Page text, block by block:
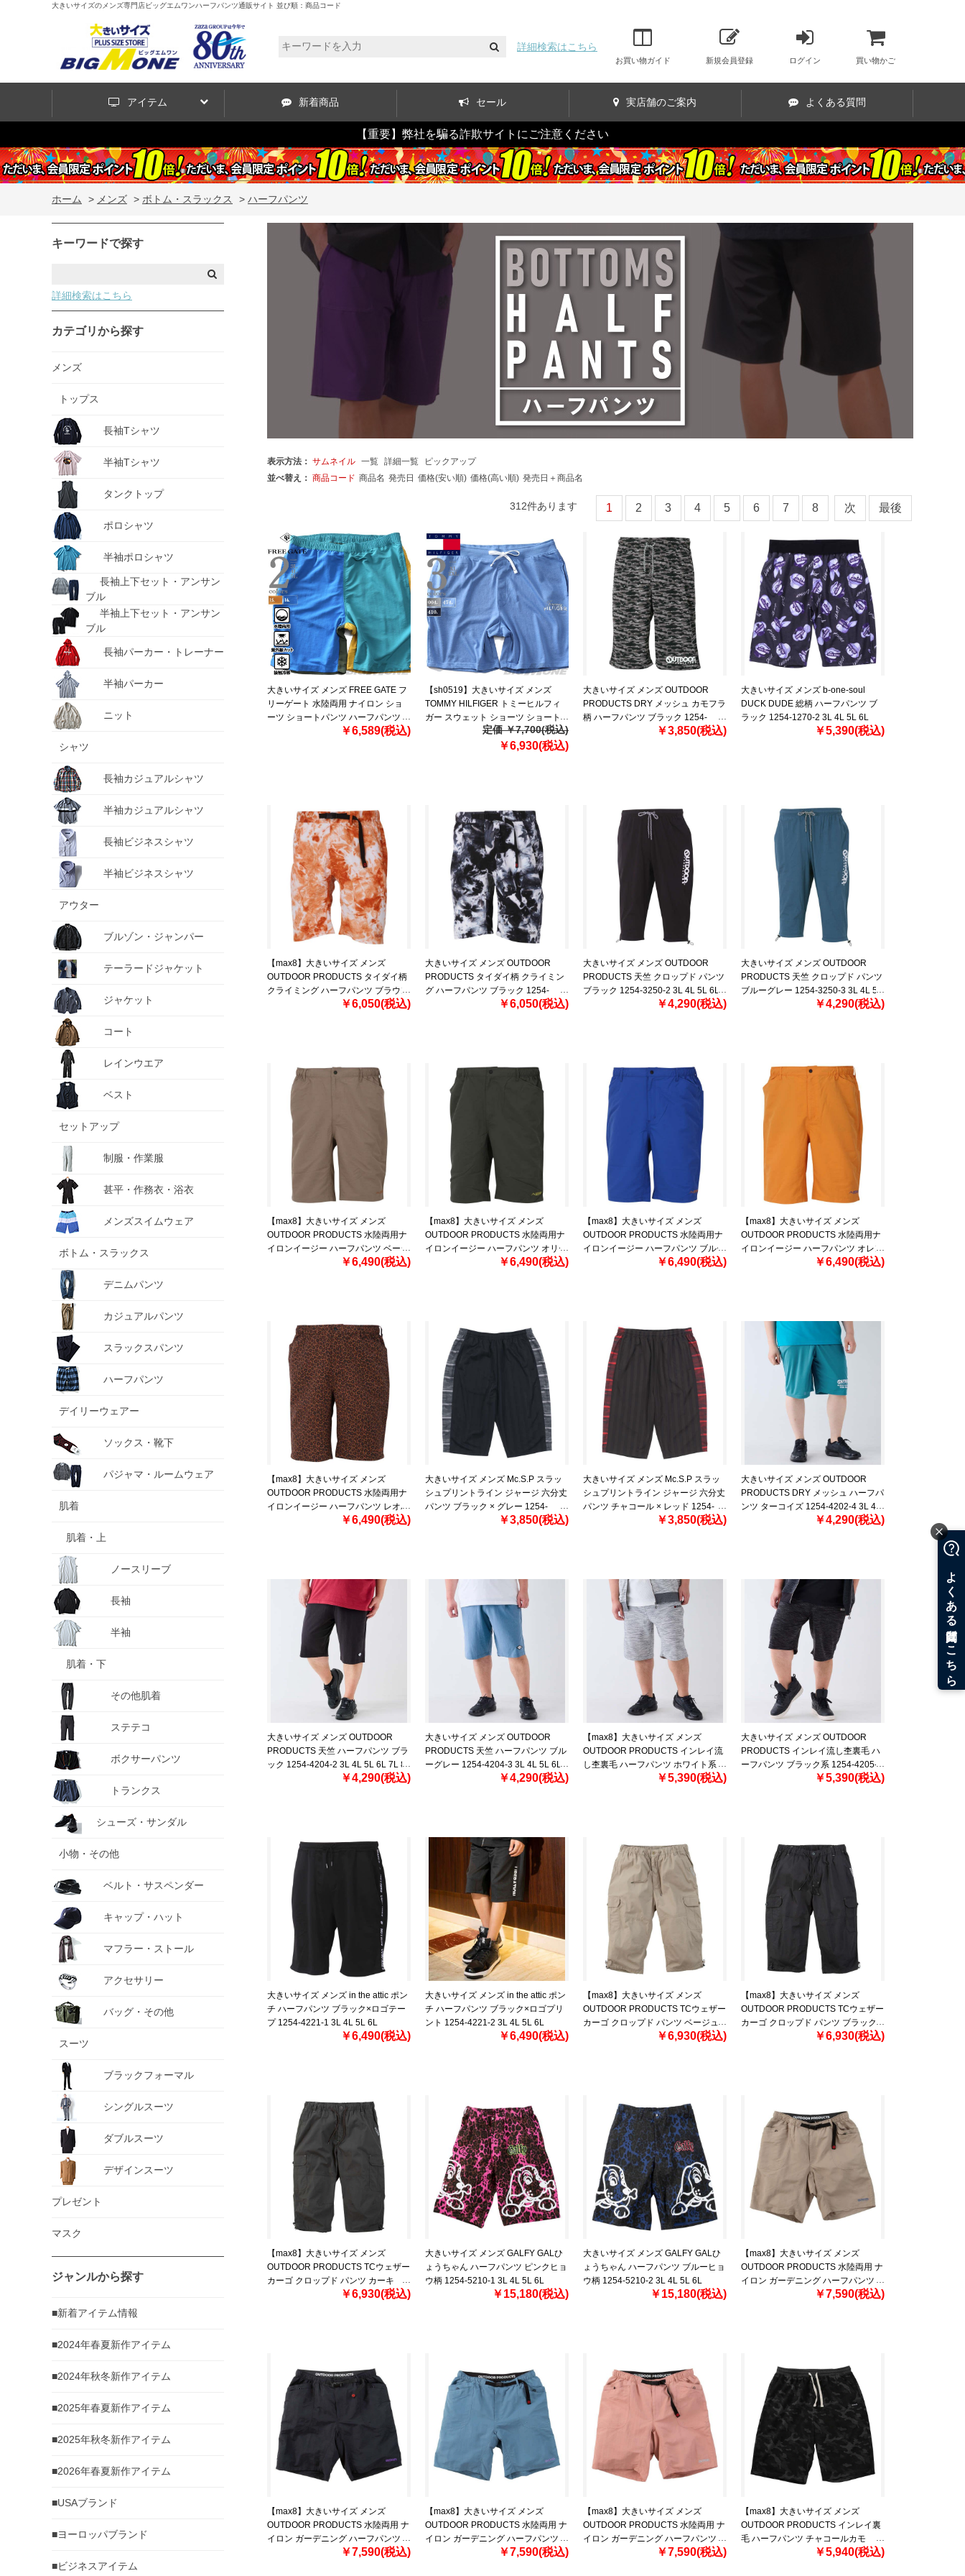
大きいサイズのメンズ専門店ビッグエムワンハーフパンツ通販サイト 並び順：商品コード
詳細検索はこちら
お買い物ガイド 新規会員登録 ログイン 買い物かご
アイテム 新着商品 セール 実店舗のご案内 よくある質問
【重要】弊社を騙る詐欺サイトにご注意ください
ホーム > メンズ > ボトム・スラックス > ハーフパンツ
キーワードで探す
詳細検索はこちら
カテゴリから探す
メンズ
トップス
長袖Tシャツ
半袖Tシャツ
タンクトップ
ポロシャツ
半袖ポロシャツ
長袖上下セット・アンサン
ブル
半袖上下セット・アンサン
ブル
長袖パーカー・トレーナー
半袖パーカー
ニット
シャツ
長袖カジュアルシャツ
半袖カジュアルシャツ
長袖ビジネスシャツ
半袖ビジネスシャツ
アウター
ブルゾン・ジャンパー
テーラードジャケット
ジャケット
コート
レインウエア
ベスト
セットアップ
制服・作業服
甚平・作務衣・浴衣
メンズスイムウェア
ボトム・スラックス
デニムパンツ
カジュアルパンツ
スラックスパンツ
ハーフパンツ
デイリーウェアー
ソックス・靴下
パジャマ・ルームウェア
肌着
肌着・上
ノースリーブ
長袖
半袖
肌着・下
その他肌着
ステテコ
ボクサーパンツ
トランクス
シューズ・サンダル
小物・その他
ベルト・サスペンダー
キャップ・ハット
マフラー・ストール
アクセサリー
バッグ・その他
スーツ
ブラックフォーマル
シングルスーツ
ダブルスーツ
デザインスーツ
プレゼント
マスク
ジャンルから探す
■新着アイテム情報
■2024年春夏新作アイテム
■2024年秋冬新作アイテム
■2025年春夏新作アイテム
■2025年秋冬新作アイテム
■2026年春夏新作アイテム
■USAブランド
■ヨーロッパブランド
■ビジネスアイテム
表示方法： サムネイル 一覧 詳細一覧
ピックアップ
並べ替え： 商品コード 商品名 発売日 価格(安い順) 価格(高い順) 発売日＋商品名
312件あります 1 2 3 4 5 6 7 8 次 最後
大きいサイズ メンズ FREE GATE フ
リーゲート 水陸両用 ナイロン ショ
ーツ ショートパンツ ハーフパンツ
接触冷感 紫外線カット 045760
￥6,589(税込)
【sh0519】大きいサイズ メンズ
TOMMY HILFIGER トミーヒルフィ
ガー スウェット ショーツ ショート
パンツ ハーフパンツ USA直輸入
定価 ￥7,700(税込)
￥6,930(税込)
大きいサイズ メンズ OUTDOOR
PRODUCTS DRY メッシュ カモフラ
柄 ハーフパンツ ブラック 1254-
1266-2 3L 4L 5L 6L 8L￥3,850(税込)
大きいサイズ メンズ b-one-soul
DUCK DUDE 総柄 ハーフパンツ ブ
ラック 1254-1270-2 3L 4L 5L 6L
￥5,390(税込)
【max8】大きいサイズ メンズ
OUTDOOR PRODUCTS タイダイ柄
クライミング ハーフパンツ ブラウン
1254-2233-1 3L 4L 5L 6L 7L 8L
￥6,050(税込)
大きいサイズ メンズ OUTDOOR
PRODUCTS タイダイ柄 クライミン
グ ハーフパンツ ブラック 1254-
2233-2 3L 4L 5L 6L 7L 8L￥6,050(税込)
大きいサイズ メンズ OUTDOOR
PRODUCTS 天竺 クロップド パンツ
ブラック 1254-3250-2 3L 4L 5L 6L
￥4,290(税込)
大きいサイズ メンズ OUTDOOR
PRODUCTS 天竺 クロップド パンツ
ブルーグレー 1254-3250-3 3L 4L 5L
￥4,290(税込)
【max8】大きいサイズ メンズ
OUTDOOR PRODUCTS 水陸両用ナ
イロンイージー ハーフパンツ ベージ
ュ 1254-3260-1 3L 4L 5L 6L 7L 8L
￥6,490(税込)
【max8】大きいサイズ メンズ
OUTDOOR PRODUCTS 水陸両用ナ
イロンイージー ハーフパンツ オリー
ブ 1254-3260-3 3L 4L 5L 6L 7L 8L
￥6,490(税込)
【max8】大きいサイズ メンズ
OUTDOOR PRODUCTS 水陸両用ナ
イロンイージー ハーフパンツ ブルー
1254-3260-4 3L 4L 5L 6L 7L 8L
￥6,490(税込)
【max8】大きいサイズ メンズ
OUTDOOR PRODUCTS 水陸両用ナ
イロンイージー ハーフパンツ オレン
ジ 1254-3260-5 3L 4L 5L 6L 7L 8L
￥6,490(税込)
【max8】大きいサイズ メンズ
OUTDOOR PRODUCTS 水陸両用ナ
イロンイージー ハーフパンツ レオパ
ード 1254-3260-6 3L 4L 5L 6L 7L 8L
￥6,490(税込)
大きいサイズ メンズ Mc.S.P スラッ
シュプリントライン ジャージ 六分丈
パンツ ブラック × グレー 1254-
3351-2 3L 4L 5L 6L 8L￥3,850(税込)
大きいサイズ メンズ Mc.S.P スラッ
シュプリントライン ジャージ 六分丈
パンツ チャコール × レッド 1254-
3351-3 3L 4L 5L 6L 8L￥3,850(税込)
大きいサイズ メンズ OUTDOOR
PRODUCTS DRY メッシュ ハーフパ
ンツ ターコイズ 1254-4202-4 3L 4L
￥4,290(税込)
大きいサイズ メンズ OUTDOOR
PRODUCTS 天竺 ハーフパンツ ブラ
ック 1254-4204-2 3L 4L 5L 6L 7L 8L
￥4,290(税込)
大きいサイズ メンズ OUTDOOR
PRODUCTS 天竺 ハーフパンツ ブル
ーグレー 1254-4204-3 3L 4L 5L 6L
￥4,290(税込)
【max8】大きいサイズ メンズ
OUTDOOR PRODUCTS インレイ流
し杢裏毛 ハーフパンツ ホワイト系
1254-4205-1 3L 4L 5L 6L 7L 8L
￥5,390(税込)
大きいサイズ メンズ OUTDOOR
PRODUCTS インレイ流し杢裏毛 ハ
ーフパンツ ブラック系 1254-4205-2
￥5,390(税込)
大きいサイズ メンズ in the attic ポン
チ ハーフパンツ ブラック×ロゴテー
プ 1254-4221-1 3L 4L 5L 6L
￥6,490(税込)
大きいサイズ メンズ in the attic ポン
チ ハーフパンツ ブラック×ロゴプリ
ント 1254-4221-2 3L 4L 5L 6L
￥6,490(税込)
【max8】大きいサイズ メンズ
OUTDOOR PRODUCTS TCウェザー
カーゴ クロップド パンツ ベージュ
1254-5200-1 3L 4L 5L 6L 7L 8L
￥6,930(税込)
【max8】大きいサイズ メンズ
OUTDOOR PRODUCTS TCウェザー
カーゴ クロップド パンツ ブラック
1254-5200-2 3L 4L 5L 6L 7L 8L
￥6,930(税込)
【max8】大きいサイズ メンズ
OUTDOOR PRODUCTS TCウェザー
カーゴ クロップド パンツ カーキ
1254-5200-3 3L 4L 5L 6L 7L 8L
￥6,930(税込)
大きいサイズ メンズ GALFY GALひ
ょうちゃん ハーフパンツ ピンクヒョ
ウ柄 1254-5210-1 3L 4L 5L 6L
￥15,180(税込)
大きいサイズ メンズ GALFY GALひ
ょうちゃん ハーフパンツ ブルーヒョ
ウ柄 1254-5210-2 3L 4L 5L 6L
￥15,180(税込)
【max8】大きいサイズ メンズ
OUTDOOR PRODUCTS 水陸両用 ナ
イロン ガーデニング ハーフパンツ
ベージュ 1254-5220-1 3L 4L 5L 6L
￥7,590(税込)
【max8】大きいサイズ メンズ
OUTDOOR PRODUCTS 水陸両用 ナ
イロン ガーデニング ハーフパンツ
ブラック 1254-5220-2 3L 4L 5L 6L
￥7,590(税込)
【max8】大きいサイズ メンズ
OUTDOOR PRODUCTS 水陸両用 ナ
イロン ガーデニング ハーフパンツ
ブルー 1254-5220-3 3L 4L 5L 6L 7L
￥7,590(税込)
【max8】大きいサイズ メンズ
OUTDOOR PRODUCTS 水陸両用 ナ
イロン ガーデニング ハーフパンツ
ピンク 1254-5220-4 3L 4L 5L 6L 7L
￥7,590(税込)
【max8】大きいサイズ メンズ
OUTDOOR PRODUCTS インレイ裏
毛 ハーフパンツ チャコールカモ
1254-5250-1 3L 4L 5L 6L 7L 8L
￥5,940(税込)